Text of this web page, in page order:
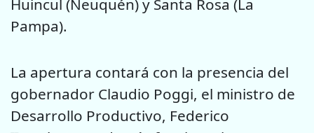
Huincul (Neuquén) y Santa Rosa (La
Pampa).
La apertura contará con la presencia del
gobernador Claudio Poggi, el ministro de
Desarrollo Productivo, Federico